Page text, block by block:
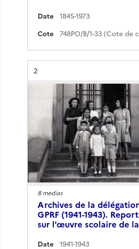
Date
1845-1973
Cote
748PO/B/1-33 (Cote de
Résultat n°
2
8 medias
Archives de la
GPRF (1941-1943).
sur l'œuvre scolaire de
Date
1941-1943